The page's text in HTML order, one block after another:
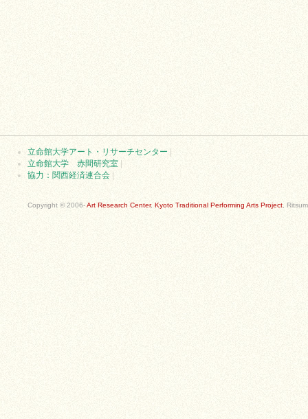
立命館大学アート・リサーチセンター
立命館大学 赤間研究室
協力：関西経済連合会
Copyright © 2006-Art Research Center, Kyoto Traditional Performing Arts Project ,